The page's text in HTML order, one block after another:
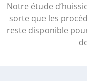
Notre étude
sorte que les
reste disponible